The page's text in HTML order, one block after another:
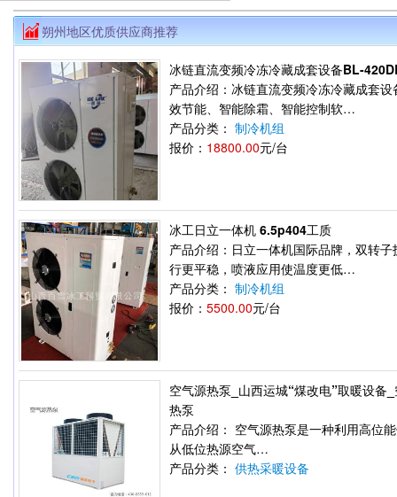
朔州地区优质供应商推荐
冰链直流变频冷冻冷藏成套设备BL-
产品介绍：冰链直流变频冷冻冷藏成套设
效节能、智能除霜、智能控制软…
产品分类： 制冷机组
报价： 18800.00元/台
冰工日立一体机 6.5p404工质
产品介绍：日立一体机国际品牌，双转子
行更平稳，喷液应用使温度更低…
产品分类： 制冷机组
报价： 5500.00元/台
空气源热泵_山西运城“煤改电”取暖设备
热泵
产品介绍： 空气源热泵是一种利用高位
从低位热源空气…
产品分类： 供热采暖设备